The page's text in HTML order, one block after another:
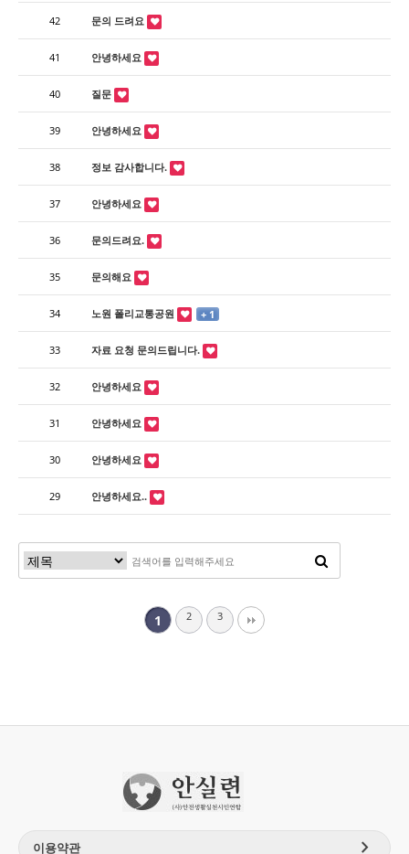
42 문의 드려요
41 안녕하세요
40 질문
39 안녕하세요
38 정보 감사합니다.
37 안녕하세요
36 문의드려요.
35 문의해요
34 노원 폴리교통공원 + 1
33 자료 요청 문의드립니다.
32 안녕하세요
31 안녕하세요
30 안녕하세요
29 안녕하세요..
1 2 3
이용약관 chevron_right